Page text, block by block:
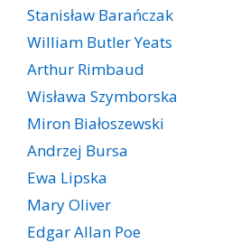
Stanisław Barańczak
William Butler Yeats
Arthur Rimbaud
Wisława Szymborska
Miron Białoszewski
Andrzej Bursa
Ewa Lipska
Mary Oliver
Edgar Allan Poe